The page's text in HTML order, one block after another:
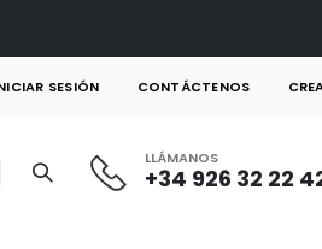
SESIÓN CONTÁCTENOS
LLÁMANOS
+34 926 32 22